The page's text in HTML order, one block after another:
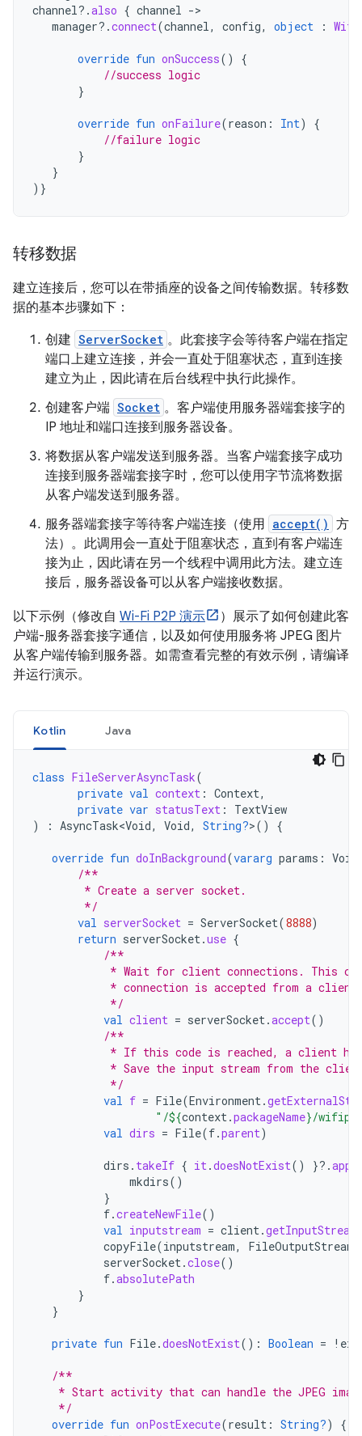
channel?.also { channel -
manager?.connect(channel, config, object :
override fun onSuccess()
{
//success logic
}
override fun onFailure(reason : Int)
{
//failure logic
}
}
)}
转移数据
建立连接后，您可以在带插座的设备之间传输数据。转移数
据的基本步骤如下：
创建 ServerSocket 。此套接字会等待客户端在指定
端口上建立连接，并会一直处于阻塞状态，直到连接
建立为止，因此请在后台线程中执行此操作。
创建客户端 Socket 。客户端使用服务器端套接字的
IP 地址和端口连接到服务器设备。
将数据从客户端发送到服务器。当客户端套接字成功
连接到服务器端套接字时，您可以使用字节流将数据
从客户端发送到服务器。
服务器端套接字等待客户端连接（使用 accept() 方
法）。此调用会一直处于阻塞状态，直到有客户端连
接为止，因此请在另一个线程中调用此方法。建立连
接后，服务器设备可以从客户端接收数据。
以下示例（修改自 Wi-Fi P2P 演示
）展示了如何创建此客
户端-服务器套接字通信，以及如何使用服务将 JPEG 图片
从客户端传输到服务器。如需查看完整的有效示例，请编译
并运行演示。
Kotlin Java
class FileServerAsyncTask(
private val context : Context,
private var statusText :
TextView
)
: AsyncTask<Void, Void, String?>() {
override fun doInBackground(vararg params : Void
/**
        * Create a server socket.
        */
val serverSocket = ServerSocket(8888)
return serverSocket.use {
/**
* Wait for client connections. This
* connection is accepted from a
            */
val client = serverSocket.accept()
/**
* If this code is reached, a client
* Save the input stream from the
            */
val f = File(Environment.
"/${context.packageName}/
val dirs = File(f.parent)
dirs . takeIf { it.doesNotExist() }?.
mkdirs()
}
f.createNewFile()
val inputstream = client.getInputStream
copyFile(inputstream, FileOutputStream
serverSocket.close()
f.absolutePath
}
}
private fun File.doesNotExist(): Boolean = !
/**
* Start activity that can handle the JPEG
    */
override fun onPostExecute(result : String?)
{